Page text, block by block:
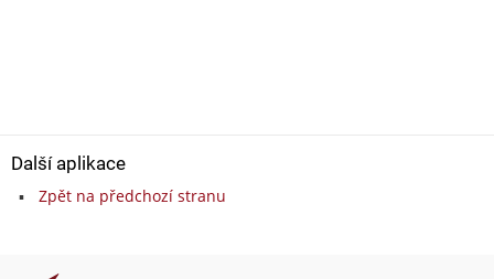
Další aplikace
Zpět na předchozí stranu